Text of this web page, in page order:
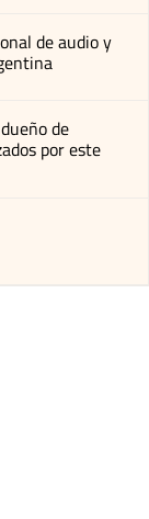
de audio y
de
por este